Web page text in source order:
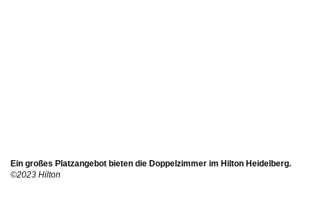
Ein großes Platzangebot bieten die Doppelzimmer im Hilton Heidelberg.
©2023 Hilton